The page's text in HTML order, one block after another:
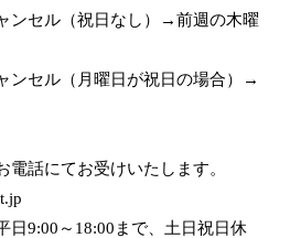
ンセル（祝日なし）→前週の木曜
ンセル（月曜日が祝日の場合）→
電話にてお受けいたします。
日9:00～18:00まで、土日祝日休